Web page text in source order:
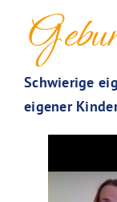
Schwierige
eigener